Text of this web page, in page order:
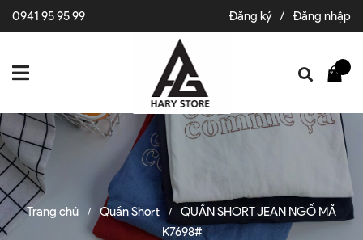
0941 95 95 99 Đăng ký / Đăng nhập
Trang chủ / Quần Short /
QUẦN SHORT JEAN NGỐ MÃ
K7698#